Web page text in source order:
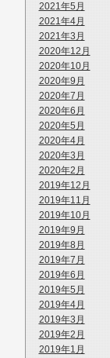
2021年5月
2021年4月
2021年3月
2020年12月
2020年10月
2020年9月
2020年7月
2020年6月
2020年5月
2020年4月
2020年3月
2020年2月
2019年12月
2019年11月
2019年10月
2019年9月
2019年8月
2019年7月
2019年6月
2019年5月
2019年4月
2019年3月
2019年2月
2019年1月